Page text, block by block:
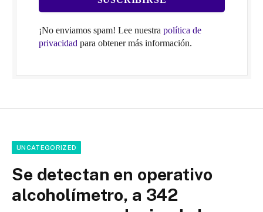
¡No enviamos spam! Lee nuestra política de
privacidad para obtener más información.
UNCATEGORIZED
Se detectan en operativo
alcoholímetro, a 342